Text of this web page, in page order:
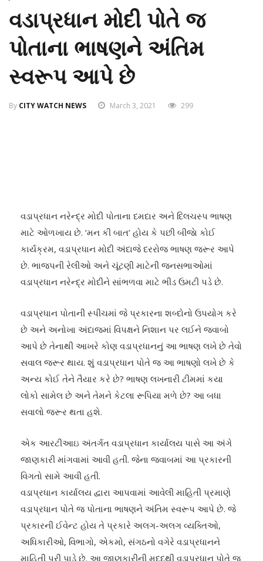
વડાપ્રધાન મોદી પોતે જ
પોતાના ભાષણને અંતિમ
સ્વરૂપ આપે છે
By CITY WATCH NEWS March 3, 2021 299
વડાપ્રધાન નરેન્દ્ર મોદી પોતાના દમદાર અને દિલચસ્પ ભાષણ
માટે ઓળખાય છે. ‘મન કી બાત’ હોય કે પછી બીજાે કોઈ
કાર્યક્રમ, વડાપ્રધાન મોદી અંદાજે દરરોજ ભાષણ જરૂર આપે
છે. ભાજપની રેલીઓ અને ચૂંટણી માટેની જનસભાઓમાં
વડાપ્રધાન નરેન્દ્ર મોદીને સાંભળવા માટે ભીડ ઉમટી પડે છે.
વડાપ્રધાન પોતાની સ્પીચમાં જે પ્રકારના શબ્દોનો ઉપયોગ કરે
છે અને અનોખા અંદાજમાં વિપક્ષને નિશાન પર લઈને જવાબો
આપે છે તેનાથી આખરે કોણ વડાપ્રધાનનું આ ભાષણ લખે છે તેવો
સવાલ જરૂર થાય. શું વડાપ્રધાન પોતે જ આ ભાષણો લખે છે કે
અન્ય કોઈ તેને તૈયાર કરે છે? ભાષણ લખનારી ટીમમાં કયા
લોકો સામેલ છે અને તેમને કેટલા રૂપિયા મળે છે? આ બધા
સવાલો જરૂર થતા હશે.
એક આરટીઆઇ અંતર્ગત વડાપ્રધાન કાર્યાલય પાસે આ અંગે
જાણકારી માંગવામાં આવી હતી. જેના જવાબમાં આ પ્રકારની
વિગતો સામે આવી હતી.
વડાપ્રધાન કાર્યાલય દ્વારા આપવામાં આવેલી માહિતી પ્રમાણે
વડાપ્રધાન પોતે જ પોતાના ભાષણને અંતિમ સ્વરૂપ આપે છે. જે
પ્રકારની ઈવેન્ટ હોય તે પ્રકારે અલગ-અલગ વ્યક્તિઓ,
અધિકારીઓ, વિભાગો, એકમો, સંગઠનો વગેરે વડાપ્રધાનને
માહિતી પૂરી પાડે છે. આ જાણકારીની મદદથી વડાપ્રધાન પોતે જ